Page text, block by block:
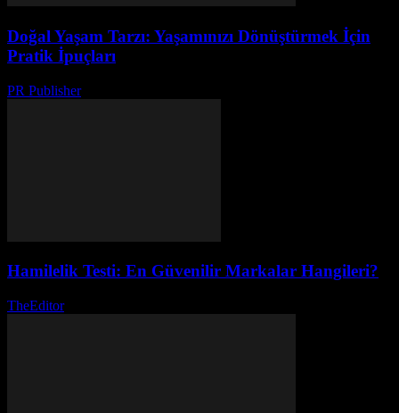
Doğal Yaşam Tarzı: Yaşamınızı Dönüştürmek İçin
Pratik İpuçları
PR Publisher-
Hamilelik Testi: En Güvenilir Markalar Hangileri?
TheEditor-